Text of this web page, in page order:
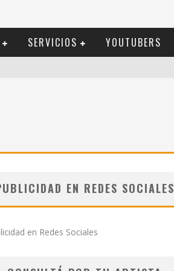
SERVICIOS YOUTUBERS
EN REDES SOCIALES